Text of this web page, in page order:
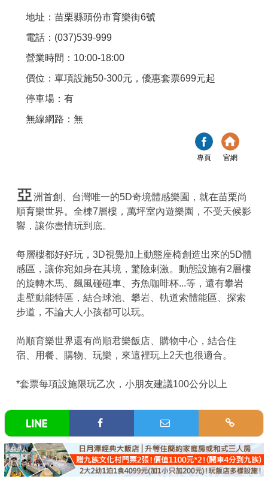
地址：苗栗縣頭份市育樂街6號
電話：(037)539-999
營業時間：10:00-18:00
價位：單項設施50-300元，優惠套票699元起
停車場：有
無線網路：無
專頁 官網
亞洲首創、台灣唯一的5D奇境體感樂園，就在苗栗尚
順育樂世界。全棟7層樓，萬坪室內遊樂園，不受天候影
響，讓你盡情玩到底。
每層樓都好好玩，3D視覺加上動態座椅創造出來的5D體
感區，讓你宛如身在其境，驚險刺激。動態設施有2層樓
的旋轉木馬、飆風碰碰車、夯魚咖啡杯...等，還有攀岩
走壁動能特區，結合球池、攀岩、軌道索體能區、探索
步道，不論大人小孩都可以玩。
尚順育樂世界還有尚順君樂飯店、購物中心，結合住
宿、用餐、購物、玩樂，來這裡玩上2天也很適合。
*套票每項設施限玩乙次，小朋友建議100公分以上